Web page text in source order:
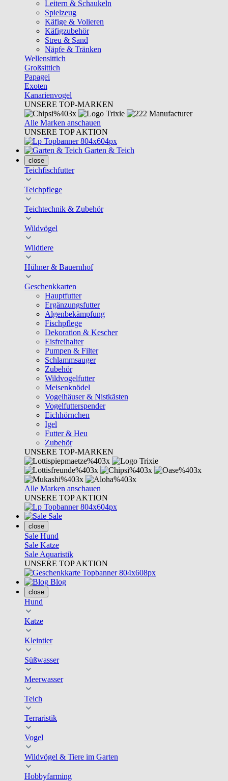
Leitern & Schaukeln
Spielzeug
Käfige & Volieren
Käfigzubehör
Streu & Sand
Näpfe & Tränken
Wellensittich
Großsittich
Papagei
Exoten
Kanarienvogel
UNSERE TOP-MARKEN
Alle Marken anschauen
UNSERE TOP AKTION
Garten & Teich
close
Teichfischfutter
Teichpflege
Teichtechnik & Zubehör
Wildvögel
Wildtiere
Hühner & Bauernhof
Geschenkkarten
Hauptfutter
Ergänzungsfutter
Algenbekämpfung
Fischpflege
Dekoration & Kescher
Eisfreihalter
Pumpen & Filter
Schlammsauger
Zubehör
Wildvogelfutter
Meisenknödel
Vogelhäuser & Nistkästen
Vogelfutterspender
Eichhörnchen
Igel
Futter & Heu
Zubehör
UNSERE TOP-MARKEN
Alle Marken anschauen
UNSERE TOP AKTION
Sale
close
Sale Hund
Sale Katze
Sale Aquaristik
UNSERE TOP AKTION
Blog
close
Hund
Katze
Kleintier
Süßwasser
Meerwasser
Teich
Terraristik
Vogel
Wildvögel & Tiere im Garten
Hobbyfarming